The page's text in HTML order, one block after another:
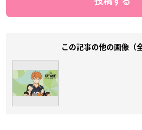
この記事の他の画像（